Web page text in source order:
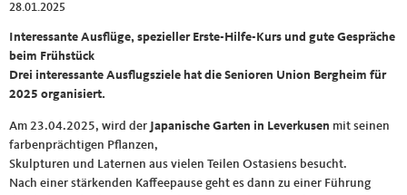
28.01.2025
Interessante Ausflüge, spezieller Erste-Hilfe-Kurs und gute Gespräche
beim Frühstück
Drei interessante Ausflugsziele hat die Senioren Union Bergheim für
2025 organisiert.
Am 23.04.2025, wird der Japanische Garten in Leverkusen mit seinen
farbenprächtigen Pflanzen,
Skulpturen und Laternen aus vielen Teilen Ostasiens besucht.
Nach einer stärkenden Kaffeepause geht es dann zu einer Führung